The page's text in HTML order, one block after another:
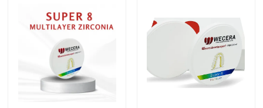
वी.आर. शो
हमारे बारे में